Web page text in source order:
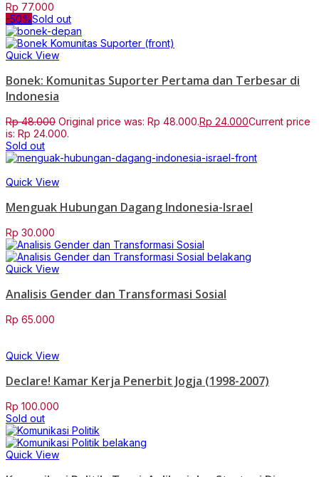
Rp 77.000
-50%Sold out
Quick View
Bonek: Komunitas Suporter Pertama dan Terbesar di
Indonesia
Rp48.000 Original price was: Rp 48.000.Rp 24.000Current price
is: Rp 24.000.
Sold out
Quick View
Menguak Hubungan Dagang Indonesia-Israel
Rp 30.000
Quick View
Analisis Gender dan Transformasi Sosial
Rp 65.000
Quick View
Declare! Kamar Kerja Penerbit Jogja (1998-2007)
Rp 100.000
Sold out
Quick View